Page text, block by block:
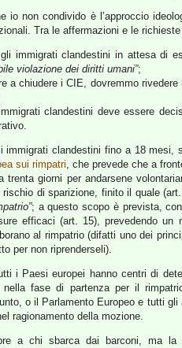
io non condivido è l’approccio
Tra le affermazioni e le
immigrati clandestini in attesa di
violazione dei diritti umani”;
a chiudere i CIE, dovremmo
clandestini deve essere
immigrati clandestini fino a 18
sui rimpatri, che prevede che a
giorni per andarsene
di sparizione, finito il quale
; a questo scopo è prevista,
efficaci (art. 15), prevedendo
al rimpatrio (difatti uno dei
per non riprenderseli).
i Paesi europei hanno centri di
nella fase di partenza per il
o il Parlamento Europeo e tutti
ragionamento della mozione.
a chi sbarca dai barconi, ma la